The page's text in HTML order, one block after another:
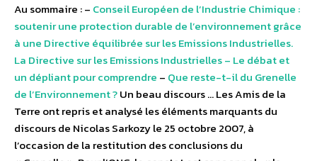
Au sommaire : – Conseil Européen de l’Industrie Chimique :
soutenir une protection durable de l’environnement grâce
à une Directive équilibrée sur les Emissions Industrielles.
La Directive sur les Emissions Industrielles – Le débat et
un dépliant pour comprendre – Que reste-t-il du Grenelle
de l’Environnement ?Un beau discours … Les Amis de la
Terre ont repris et analysé les éléments marquants du
discours de Nicolas Sarkozy le 25 octobre 2007, à
l’occasion de la restitution des conclusions du